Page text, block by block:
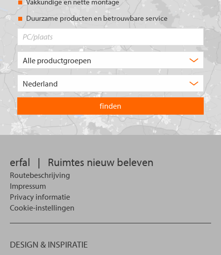
Duurzame producten en betrouwbare service
product
u?
land
waarin
u
wilt
zoeken.
erfal | Ruimtes nieuw beleven
Routebeschrijving
Impressum
Privacy informatie
Cookie-instellingen
DESIGN & INSPIRATIE